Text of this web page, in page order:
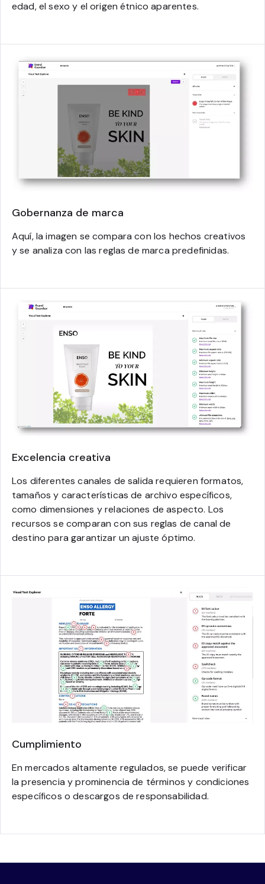
edad, el sexo y el origen étnico aparentes.
Gobernanza de marca
Aquí, la imagen se compara con los hechos creativos
y se analiza con las reglas de marca predefinidas.
Excelencia creativa
Los diferentes canales de salida requieren formatos,
tamaños y características de archivo específicos,
como dimensiones y relaciones de aspecto. Los
recursos se comparan con sus reglas de canal de
destino para garantizar un ajuste óptimo.
Cumplimiento
En mercados altamente regulados, se puede verificar
la presencia y prominencia de términos y condiciones
específicos o descargos de responsabilidad.